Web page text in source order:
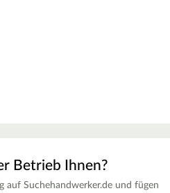
Betrieb Ihnen?
auf Suchehandwerker.de und fügen